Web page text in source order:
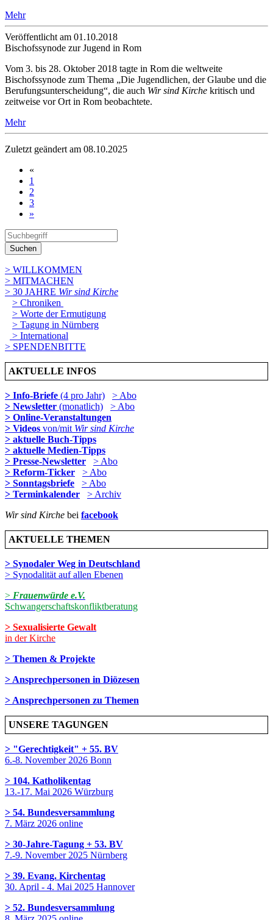
Mehr
Veröffentlicht am 01­.10.2018
Bischofssynode zur Jugend in Rom
Vom 3. bis 28. Oktober 2018 tagte in Rom die weltweite
Bischofssynode zum Thema „Die Jugendlichen, der Glaube und die
Berufungsunterscheidung“, die auch Wir sind Kirche kritisch und
zeitweise vor Ort in Rom beobachtete.
Mehr
Zuletzt geändert am 08­.10.2025
«
1
2
3
»
Suchen
> WILLKOMMEN
> MITMACHEN
> 30 JAHRE Wir sind Kirche
> Chroniken
> Worte der Ermutigung
> Tagung in Nürnberg
> International
> SPENDENBITTE
AKTUELLE INFOS
> Info-Briefe (4 pro Jahr)
> Abo
> Newsletter (monatlich)
> Abo
> Online-Veranstaltungen
> Videos von/mit Wir sind Kirche
> aktuelle Buch-Tipps
> aktuelle Medien-Tipps
> Presse-Newsletter
> Abo
> Reform-Ticker
> Abo
> Sonntagsbriefe
> Abo
> Terminkalender
> Archiv
Wir sind Kirche bei facebook
AKTUELLE THEMEN
> Synodaler Weg in Deutschland
> Synodalität auf allen Ebenen
> Frauenwürde e.V.
Schwangerschaftskonfliktberatung
> Sexualisierte Gewalt
in der Kirche
> Themen & Projekte
> Ansprechpersonen in Diözesen
> Ansprechpersonen zu Themen
UNSERE TAGUNGEN
> "Gerechtigkeit" + 55. BV
6.-8. November 2026 Bonn
> 104. Katholikentag
13.-17. Mai 2026 Würzburg
> 54. Bundesversammlung
7. März 2026 online
> 30-Jahre-Tagung + 53. BV
7.-9. November 2025 Nürnberg
> 39. Evang. Kirchentag
30. April - 4. Mai 2025 Hannover
> 52. Bundesversammlung